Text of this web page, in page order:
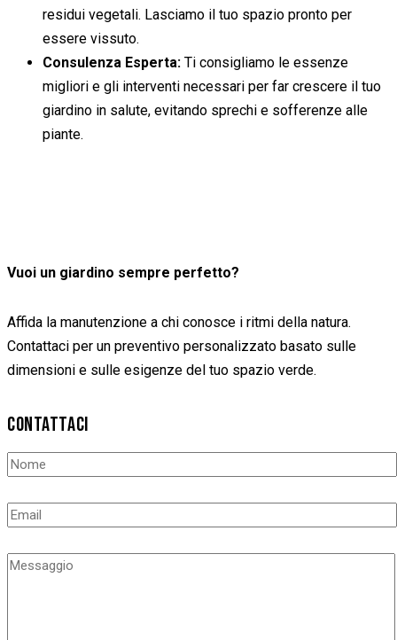
residui vegetali. Lasciamo il tuo spazio pronto per
essere vissuto.
Consulenza Esperta: Ti consigliamo le essenze
migliori e gli interventi necessari per far crescere il tuo
giardino in salute, evitando sprechi e sofferenze alle
piante.
Vuoi un giardino sempre perfetto?
Affida la manutenzione a chi conosce i ritmi della natura.
Contattaci per un preventivo personalizzato basato sulle
dimensioni e sulle esigenze del tuo spazio verde.
CONTATTACI